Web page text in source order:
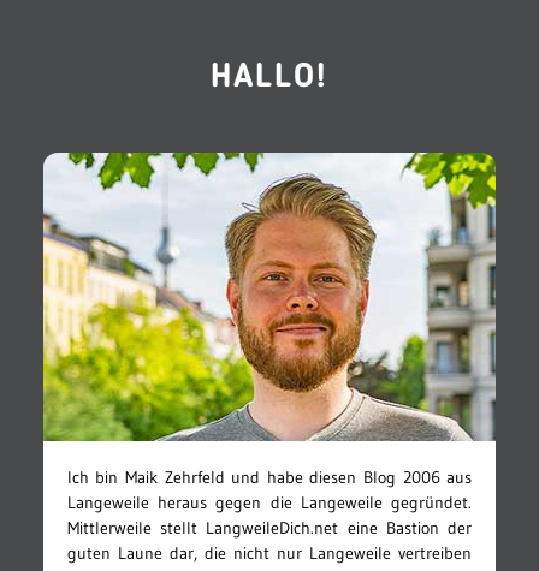
HALLO!
Ich bin Maik Zehrfeld und habe diesen Blog 2006 aus
Langeweile heraus gegen die Langeweile gegründet.
Mittlerweile stellt LangweileDich.net eine Bastion der
guten Laune dar, die nicht nur Langeweile vertreiben